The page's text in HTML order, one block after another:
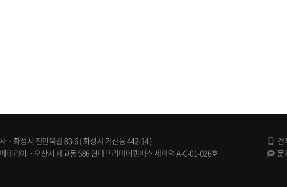
ㆍ화성시 진안북길 83-6 ( 화성시 기산동 442-14 )
테리아ㆍ오산시 세교동 586 현대프리미어캠퍼스 세마역 A-C-01-026호
견
문